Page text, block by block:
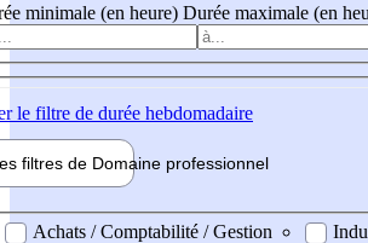
minimale (en heure) Durée maximale (en
le filtre de durée hebdomadaire
filtres de Domaine professionnel
professionel
Achats / Comptabilité / Gestion